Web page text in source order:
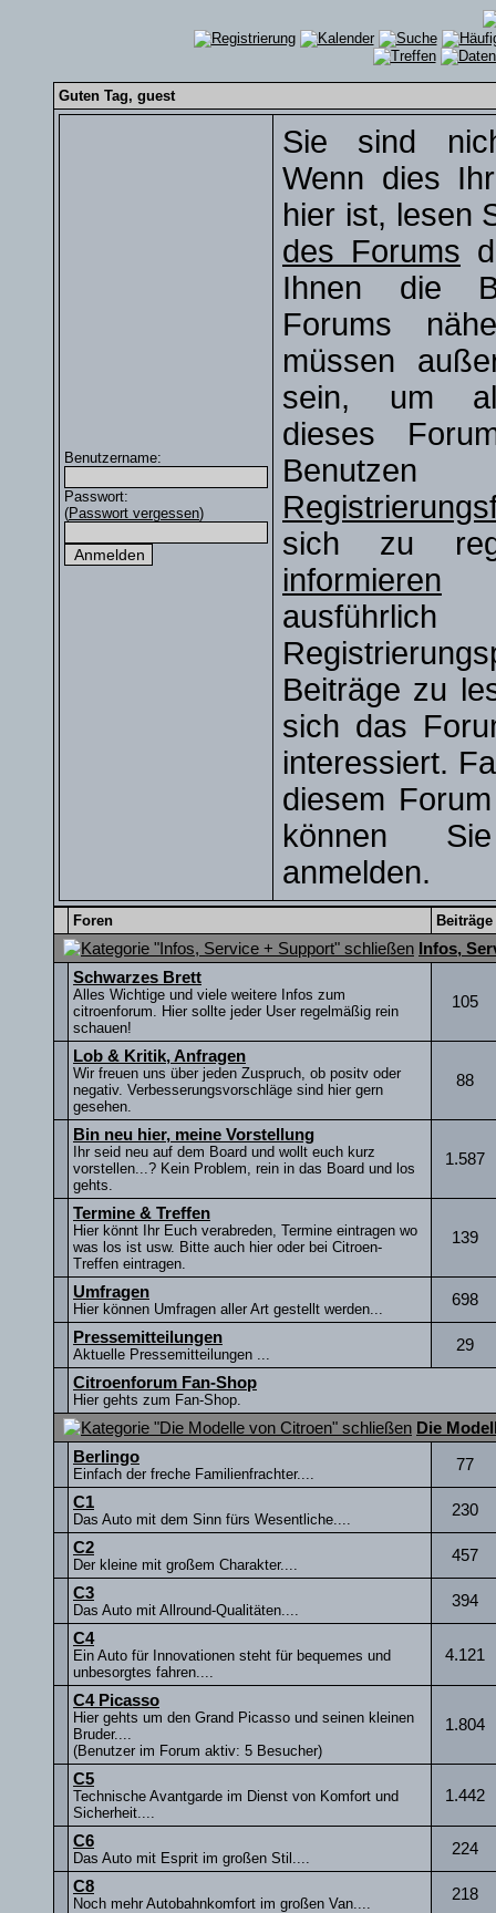
Guten Tag, guest
Benutzername:
Passwort:
(Passwort vergessen)
Sie sind
Wenn dies
hier ist, lesen
des Forums
Ihnen die
Forums
müssen
sein, um
dieses
sich zu
informieren
Beiträge zu
sich das
interessiert.
diesem
können
anmelden.
Foren Beiträge
Infos,
Schwarzes Brett
Alles Wichtige und viele weitere Infos zum
citroenforum. Hier sollte jeder User regelmäßig rein
schauen!
105
Lob & Kritik, Anfragen
Wir freuen uns über jeden Zuspruch, ob positv oder
negativ. Verbesserungsvorschläge sind hier gern
gesehen.
88
Bin neu hier, meine Vorstellung
Ihr seid neu auf dem Board und wollt euch kurz
vorstellen...? Kein Problem, rein in das Board und los
gehts.
1.587
Termine & Treffen
Hier könnt Ihr Euch verabreden, Termine eintragen wo
was los ist usw. Bitte auch hier oder bei Citroen-
Treffen eintragen.
139
Umfragen
Hier können Umfragen aller Art gestellt werden...
698
Pressemitteilungen
Aktuelle Pressemitteilungen ...
29
Citroenforum Fan-Shop
Hier gehts zum Fan-Shop.
Die
Berlingo
Einfach der freche Familienfrachter....
77
C1
Das Auto mit dem Sinn fürs Wesentliche....
230
C2
Der kleine mit großem Charakter....
457
C3
Das Auto mit Allround-Qualitäten....
394
C4
Ein Auto für Innovationen steht für bequemes und
unbesorgtes fahren....
4.121
C4 Picasso
Hier gehts um den Grand Picasso und seinen kleinen
Bruder....
(Benutzer im Forum aktiv: 5 Besucher)
1.804
C5
Technische Avantgarde im Dienst von Komfort und
Sicherheit....
1.442
C6
Das Auto mit Esprit im großen Stil....
224
C8
Noch mehr Autobahnkomfort im großen Van....
218